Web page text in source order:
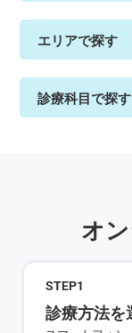
エリアで探す
診療科目で探す
オ
STEP1
診療方法を